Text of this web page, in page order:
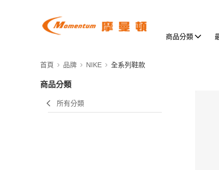
商品分類
首頁 品牌 NIKE 全系列鞋款
商品分類
所有分類